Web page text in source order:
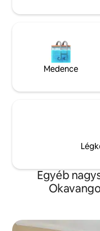
Termite Villa szállással
Medence
Egyéb